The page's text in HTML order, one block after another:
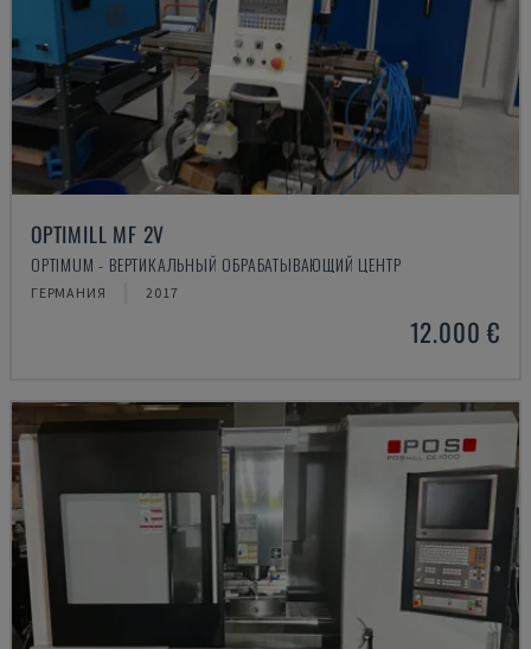
OPTIMILL MF 2V
OPTIMUM - ВЕРТИКАЛЬНЫЙ ОБРАБАТЫВАЮЩИЙ ЦЕНТР
ГЕРМАНИЯ 2017
12.000 €